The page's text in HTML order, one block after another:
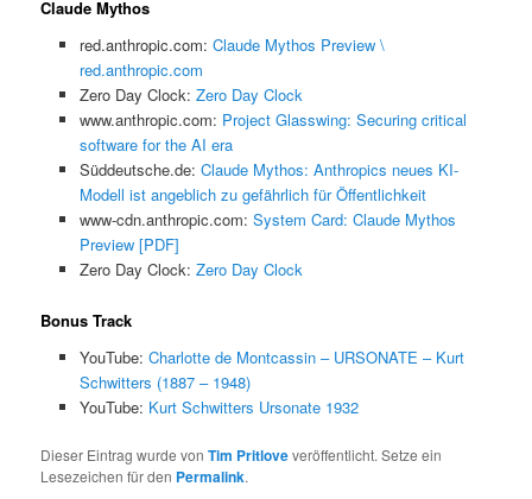
Claude Mythos
red.anthropic.com: Claude Mythos Preview \
red.anthropic.com
Zero Day Clock: Zero Day Clock
www.anthropic.com: Project Glasswing: Securing critical
software for the AI era
Süddeutsche.de: Claude Mythos: Anthropics neues KI-
Modell ist angeblich zu gefährlich für Öffentlichkeit
www-cdn.anthropic.com: System Card: Claude Mythos
Preview [PDF]
Zero Day Clock: Zero Day Clock
Bonus Track
YouTube: Charlotte de Montcassin – URSONATE – Kurt
Schwitters (1887 – 1948)
YouTube: Kurt Schwitters Ursonate 1932
Dieser Eintrag wurde vonTim Pritloveveröffentlicht. Setze ein
Lesezeichen für den Permalink.